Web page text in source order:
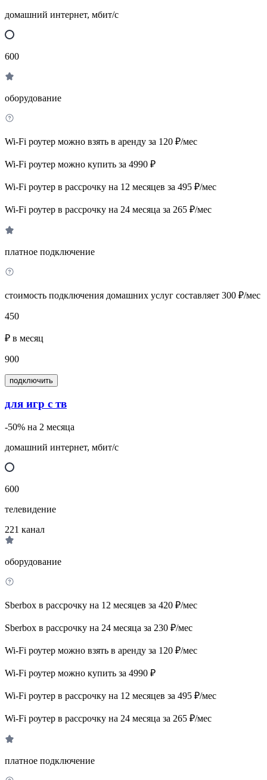
домашний интернет, мбит/с
600
оборудование
Wi-Fi роутер можно взять в аренду за 120 ₽/мес
Wi-Fi роутер можно купить за 4990 ₽
Wi-Fi роутер в рассрочку на 12 месяцев за 495 ₽/мес
Wi-Fi роутер в рассрочку на 24 месяца за 265 ₽/мес
платное подключение
стоимость подключения домашних услуг составляет 300 ₽/мес
450
₽ в месяц
900
подключить
для игр с тв
-50% на 2 месяца
домашний интернет, мбит/с
600
телевидение
221 канал
оборудование
Sberbox в рассрочку на 12 месяцев за 420 ₽/мес
Sberbox в рассрочку на 24 месяца за 230 ₽/мес
Wi-Fi роутер можно взять в аренду за 120 ₽/мес
Wi-Fi роутер можно купить за 4990 ₽
Wi-Fi роутер в рассрочку на 12 месяцев за 495 ₽/мес
Wi-Fi роутер в рассрочку на 24 месяца за 265 ₽/мес
платное подключение